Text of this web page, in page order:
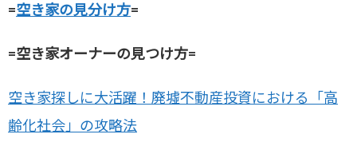
=空き家の見分け方=
=空き家オーナーの見つけ方=
空き家探しに大活躍！廃墟不動産投資における「高
齢化社会」の攻略法